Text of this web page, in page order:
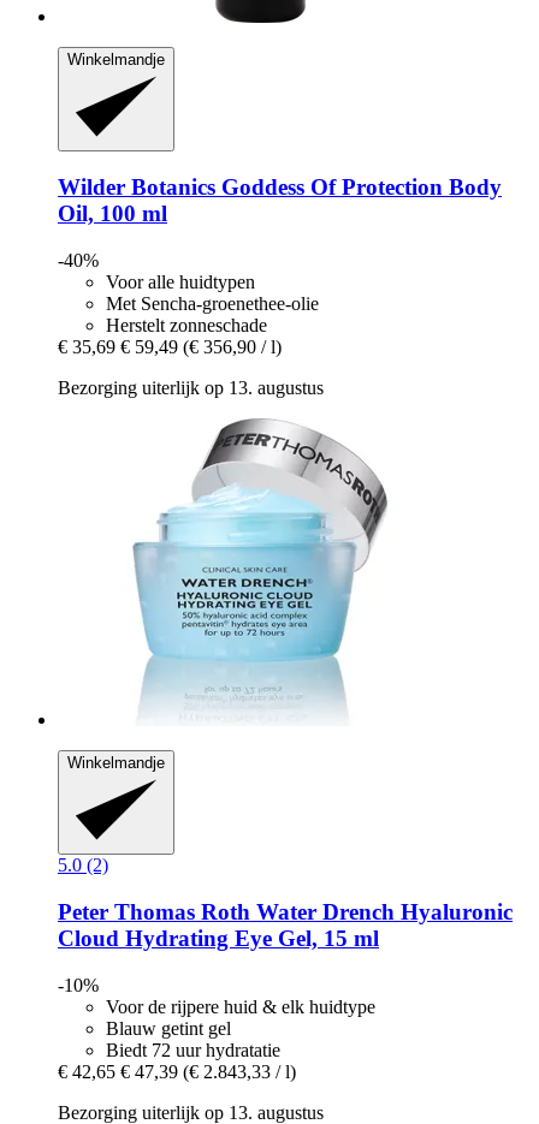
Winkelmandje
Wilder Botanics Goddess Of Protection Body
Oil, 100 ml
-40%
Voor alle huidtypen
Met Sencha-groenethee-olie
Herstelt zonneschade
€ 35,69 € 59,49 (€ 356,90 / l)
Bezorging uiterlijk op 13. augustus
Winkelmandje
5.0 (2)
Peter Thomas Roth Water Drench​ Hyaluronic
Cloud Hydrating Eye Gel, 15 ml
-10%
Voor de rijpere huid & elk huidtype
Blauw getint gel
Biedt 72 uur hydratatie
€ 42,65 € 47,39 (€ 2.843,33 / l)
Bezorging uiterlijk op 13. augustus